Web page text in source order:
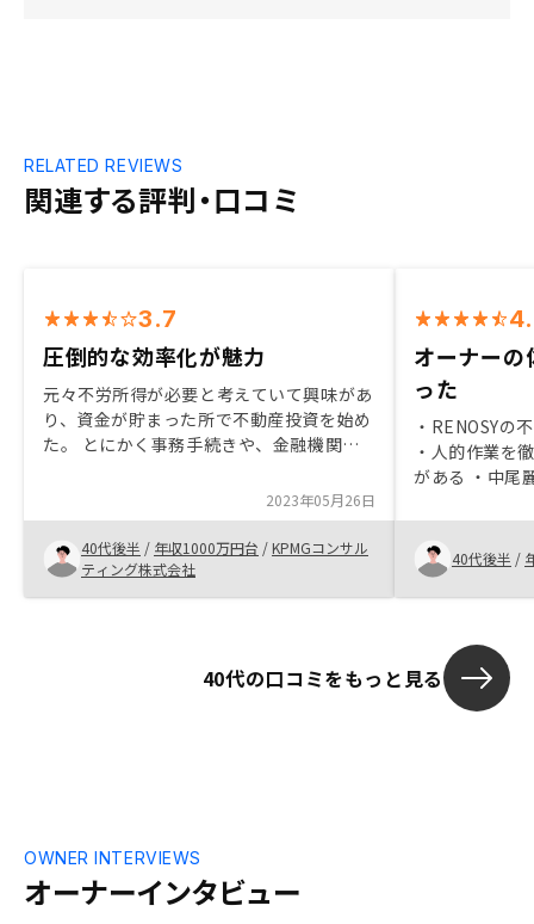
関連する評判・口コミ
RELATED REVIEWS
3.7
圧倒的な効率化が魅力
元々不労所得が必要と考えていて興味があ
り、資金が貯まった所で不動産投資を始め
た。 とにかく事務手続きや、金融機関と
象なのですが、RENOSYさんは、常に効率
化を求めて、日々進化している印象ですシ
ステム周りの改修余地はまだまだあると思
います。 また、金融機関の担当者は選ん
で欲しいです
2023年05月26日
40代後半 / 年収1000万円台 /KPMGコンサル
ティング株式会社
オーナーの
った
・RENOSYの
・人的作業を
がある ・中尾
士での交流を
ちの実感や悩
繋がった買っ
るとありがた
返済を完了す
40代後半 /
40代の口コミをもっと見る
オーナーインタビュー
OWNER INTERVIEWS